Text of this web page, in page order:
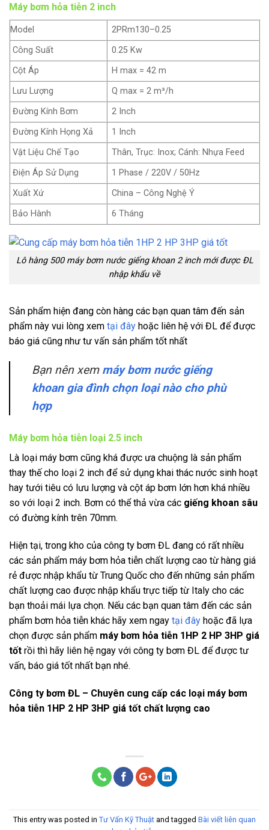
Máy bơm hỏa tiễn 2 inch
Model
2PRm130–0.25
Công Suất
0.25 Kw
Cột Áp
H max = 42 m
Lưu Lượng
Q max = 2 m³/h
Đường Kính Bơm
2 Inch
Đường Kính Họng Xả
1 Inch
Vật Liệu Chế Tạo
Thân, Trục: Inox; Cánh: Nhựa Feed
Điện Áp Sử Dụng
1 Phase / 220V / 50Hz
Xuất Xứ
China – Công Nghệ Ý
Bảo Hành
6 Tháng
Lô hàng 500 máy bơm nước giếng khoan 2 inch mới được ĐL
nhập khẩu về
Sản phẩm hiện đang còn hàng các bạn quan tâm đến sản
phẩm này vui lòng xem tại đây hoặc liên hệ với ĐL để được
báo giá cũng như tư vấn sản phẩm tốt nhất
Bạn nên xem máy bơm nước giếng
khoan gia đình chọn loại nào cho phù
hợp
Máy bơm hỏa tiễn loại 2.5 inch
Là loại máy bơm cũng khá được ưa chuộng là sản phẩm
thay thế cho loại 2 inch để sử dụng khai thác nước sinh hoạt
hay tưới tiêu có lưu lượng và cột áp bơm lớn hơn khá nhiều
so với loại 2 inch. Bơm có thể thả vừa các giếng khoan sâu
có đường kính trên 70mm.
Hiện tại, trong kho của công ty bơm ĐL đang có rất nhiều
các sản phẩm máy bơm hỏa tiễn chất lượng cao từ hàng giá
rẻ được nhập khẩu từ Trung Quốc cho đến những sản phẩm
chất lượng cao được nhập khẩu trực tiếp từ Italy cho các
bạn thoải mái lựa chọn. Nếu các bạn quan tâm đến các sản
phẩm bơm hỏa tiễn khác hãy xem ngay tại đây hoặc đã lựa
chọn được sản phẩm máy bơm hỏa tiễn 1HP 2 HP 3HP giá
tốt rồi thì hãy liên hệ ngay với công ty bơm ĐL để được tư
vấn, báo giá tốt nhất bạn nhé.
Công ty bơm ĐL – Chuyên cung cấp các loại máy bơm
hỏa tiễn 1HP 2 HP 3HP giá tốt chất lượng cao
This entry was posted in Tư Vấn Kỹ Thuật and tagged Bài viết liên quan